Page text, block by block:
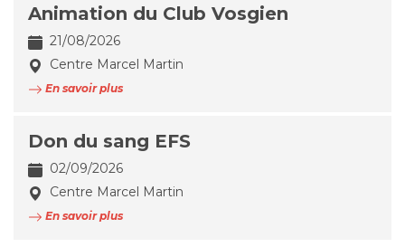
Animation du Club Vosgien
21/08/2026
Centre Marcel Martin
En savoir plus
Don du sang EFS
02/09/2026
Centre Marcel Martin
En savoir plus